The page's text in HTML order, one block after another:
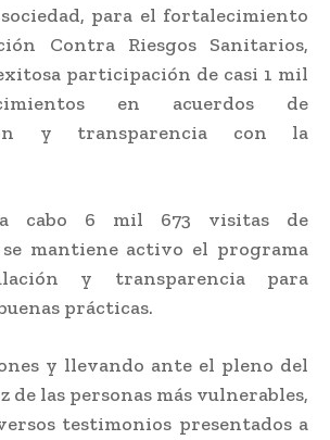
para el fortalecimiento
Contra Riesgos Sanitarios,
participación de casi 1 mil
en acuerdos de
y transparencia con la
cabo 6 mil 673 visitas de
mantiene activo el programa
y transparencia para
prácticas.
y llevando ante el pleno del
de las personas más vulnerables,
testimonios presentados a